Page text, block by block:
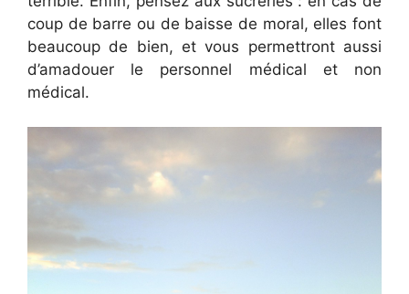
coup de barre ou de baisse de moral, elles font
beaucoup de bien, et vous permettront aussi
d’amadouer le personnel médical et non
médical.